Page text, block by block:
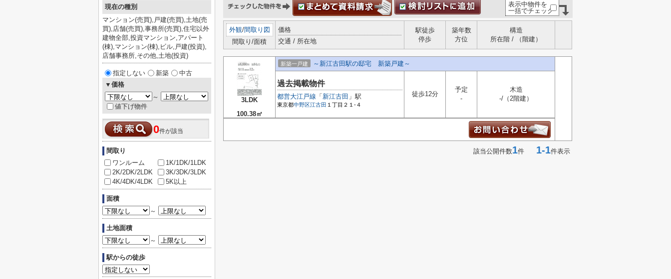
表示中物件を
一括でチェック
外観/間取り図
間取り/面積
価格
交通 / 所在地
駅徒歩
停歩
築年数
方位
構造
所在階 / （階建）
3LDK
100.38㎡
新築一戸建 ～新江古田駅の邸宅 新築戸建～
過去掲載物件
都営大江戸線 「 新江古田 」駅
東京都中野区江古田 １丁目２１-４
徒歩12分
予定
-
木造
-/（2階建）
該当公開件数1件 1-1件表示
現在の種別
マンション(売買),戸建(売買),土地(売
買),店舗(売買),事務所(売買),住宅以外
建物全部,投資マンション,アパート
(棟),マンション(棟),ビル,戸建(投資),
店舗事務所,その他,土地(投資)
指定しない 新築
中古
▼価格
～
値下げ物件
0件が該当
間取り
ワンルーム
1K/1DK/1LDK
2K/2DK/2LDK
3K/3DK/3LDK
4K/4DK/4LDK
5K以上
面積
～
土地面積
～
駅からの徒歩